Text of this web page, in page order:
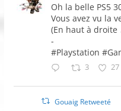
Oh la belle PS5
Vous avez vu la
(En haut à droite
-
#Playstation
3 27
Gouaig Retweeté